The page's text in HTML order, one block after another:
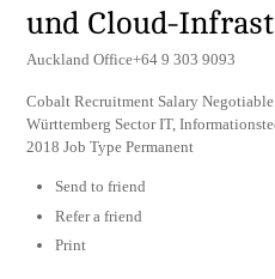
und Cloud-
Auckland Office+64 9 303 9093
Cobalt Recruitment Salary
Württemberg Sector IT,
2018 Job Type Permanent
Send to friend
Refer a friend
Print